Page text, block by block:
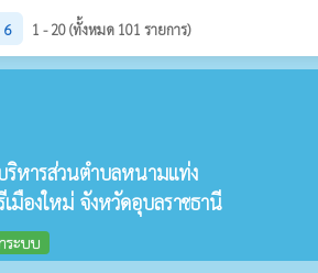
6 1 - 20 (ทั้งหมด 101 รายการ)
ริหารส่วนตำบลหนามแท่ง
เมืองใหม่ จังหวัดอุบลราชธานี
ะบบ